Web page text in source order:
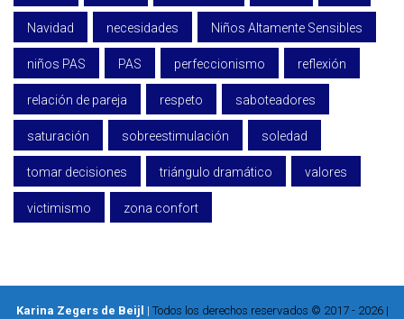
Navidad necesidades Niños Altamente Sensibles
niños PAS PAS perfeccionismo reflexión
relación de pareja respeto saboteadores
saturación sobreestimulación soledad
tomar decisiones triángulo dramático valores
victimismo zona confort
Karina Zegers de Beijl | Todos los derechos reservados © 2017 - 2026 |